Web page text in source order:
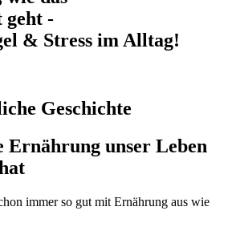
geht -
& Stress im Alltag!
Geschichte
Ernährung unser Leben
immer so gut mit Ernährung aus wie